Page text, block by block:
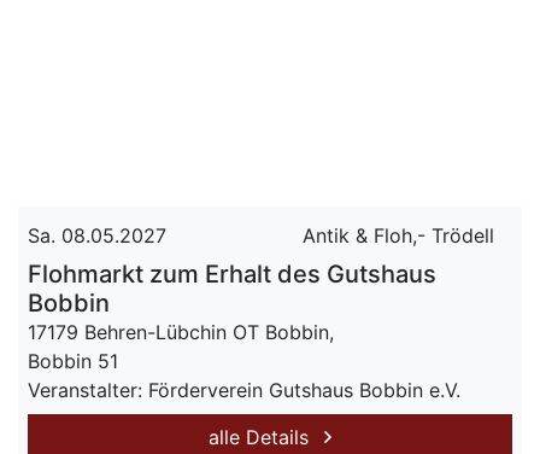
Sa. 08.05.2027 Antik & Floh,- Trödell
Flohmarkt zum Erhalt des Gutshaus
Bobbin
17179 Behren-Lübchin OT Bobbin,
Bobbin 51
Veranstalter: Förderverein Gutshaus Bobbin e.V.
alle Details